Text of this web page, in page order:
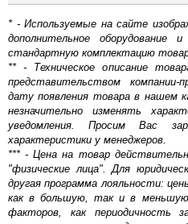
* - Используемые на сайте
дополнительное
стандартную комплектацию
** - Техническое описание
представительством компании-
дату появления товара в нашем
незначительно изменять
уведомления. Просим Вас
характеристики у менеджеров.
*** - Цена на товар
"физические лица". Для
другая программа лояльности:
как в большую, так и в
факторов, как периодичность